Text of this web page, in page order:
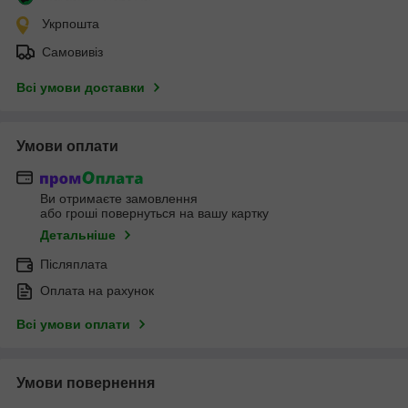
Укрпошта
Самовивіз
Всі умови доставки
Умови оплати
Ви отримаєте замовлення
або гроші повернуться на вашу картку
Детальніше
Післяплата
Оплата на рахунок
Всі умови оплати
Умови повернення